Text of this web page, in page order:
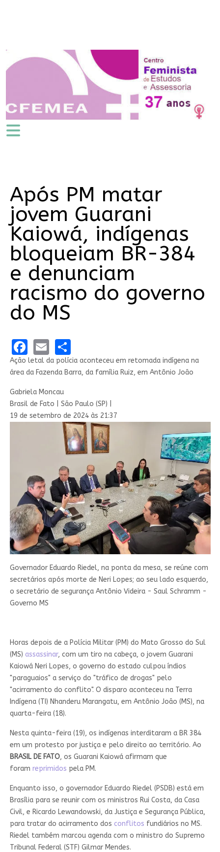
Após PM matar
jovem Guarani
Kaiowá, indígenas
bloqueiam BR-384
e denunciam
racismo do governo
do MS
Facebook
EmailShare
Ação letal da polícia aconteceu em retomada indígena na
área da Fazenda Barra, da família Ruiz, em Antônio João
Gabriela Moncau
Brasil de Fato | São Paulo (SP) |
19 de setembro de 2024 às 21:37
Governador Eduardo Riedel, na ponta da mesa, se reúne com
secretários após morte de Neri Lopes; ao seu lado esquerdo,
o secretário de segurança Antônio Videira - Saul Schramm -
Governo MS
Horas depois de a Polícia Militar (PM) do Mato Grosso do Sul
(MS) assassinar, com um tiro na cabeça, o jovem Guarani
Kaiowá Neri Lopes, o governo do estado culpou índios
"paraguaios" a serviço do "tráfico de drogas" pelo
"acirramento do conflito". O disparo aconteceu na Terra
Indígena (TI) Nhanderu Marangatu, em Antônio João (MS), na
quarta-feira (18).
Nesta quinta-feira (19), os indígenas interditaram a BR 384
em um protesto por justiça e pelo direito ao território. Ao
BRASIL DE FATO, os Guarani Kaiowá afirmam que
foram reprimidos pela PM.
Enquanto isso, o governador Eduardo Riedel (PSDB) está em
Brasília para se reunir com os ministros Rui Costa, da Casa
Civil, e Ricardo Lewandowski, da Justiça e Segurança Pública,
para tratar do acirramento dos conflitos fundiários no MS.
Riedel também marcou agenda com o ministro do Supremo
Tribunal Federal (STF) Gilmar Mendes.